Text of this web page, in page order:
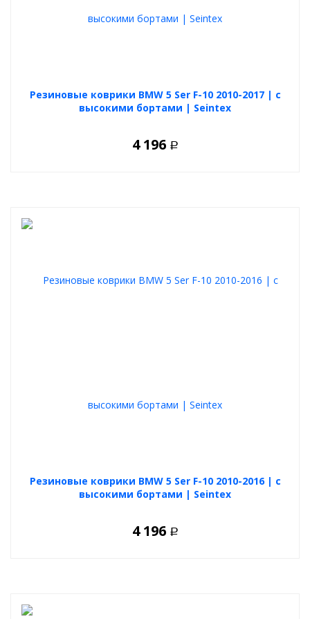
Резиновые коврики BMW 5 Ser F-10 2010-2017 | с
высокими бортами | Seintex
4 196 Р
Резиновые коврики BMW 5 Ser F-10 2010-2016 | с
высокими бортами | Seintex
4 196 Р